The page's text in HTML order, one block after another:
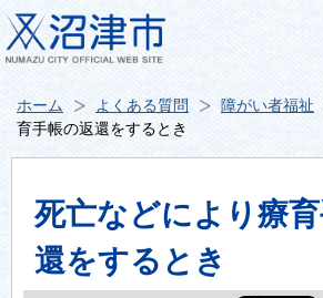
ホーム よくある質問 障がい者福祉
育手帳の返還をするとき
死亡などにより療
還をするとき